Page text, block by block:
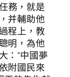
務，就是
并輔助他
程上，教
明，為他
：“中國夢
附國民來